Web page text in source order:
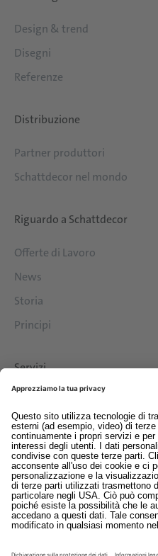
Design & trend
Disegni
Referenze
Distribuzione
Partner produttori
Schattdecor nel mondo
Riguardo a Schattdecor
Offerte di Lavoro
News
Storia
Principi
Servizi
Contatto
EDI